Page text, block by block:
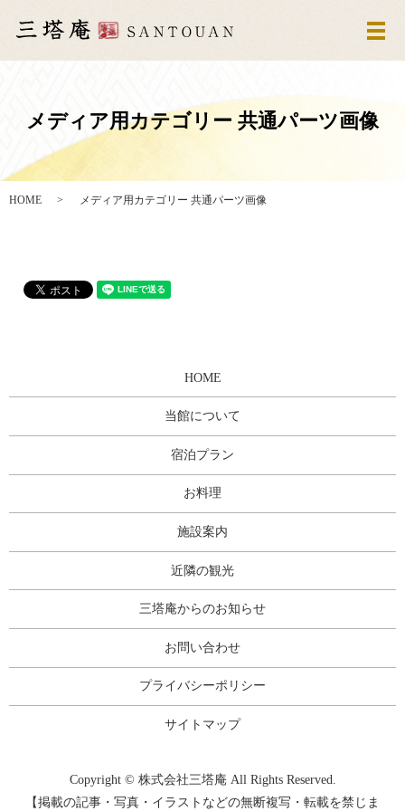
メ
メディア用カテゴリー 共通パーツ画像
HOME メディア用カテゴリー 共通パーツ画像
HOME
当館について
宿泊プラン
お料理
施設案内
近隣の観光
三塔庵からのお知らせ
お問い合わせ
プライバシーポリシー
サイトマップ
Copyright © 株式会社三塔庵 All Rights Reserved.
【掲載の記事・写真・イラストなどの無断複写・転載を禁じま